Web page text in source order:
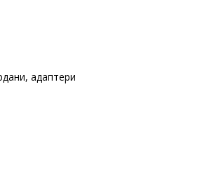
адаптери